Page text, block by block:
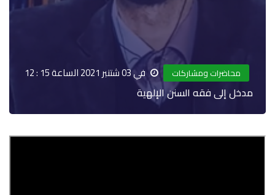
محاضرات ومشاركات في 03 شتنبر 2021 الساعة 15 : 12
مدخل إلى فقه السنن الإلهية